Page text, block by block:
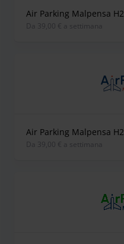
Air Parking Malpensa
Da 39,00 € a settimana
Air Parking Malpensa
Da 39,00 € a settimana